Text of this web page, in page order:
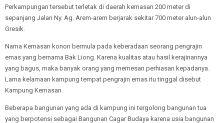
Perkampungan tersebut terletak di daerah kemasan 200 meter di
sepanjang Jalan Ny. Ag. Arem-arem berjarak sekitar 700 meter alun-alun
Gresik.
Nama Kemasan konon bermula pada keberadaan seorang pengrajin
emas yang bernama Bak Liong. Karena kualitas atau hasil kerajinannya
yang bagus, maka banyak orang yang memesan perhiasan kepadanya.
Lama kelamaan kampung tempat pengrajin emas itu tinggal disebut
Kampung Kemasan.
Beberapa bangunan yang ada di kampung ini tergolong bangunan tua
yang berpotensi sebagai Bangunan Cagar Budaya karena usia bangunan